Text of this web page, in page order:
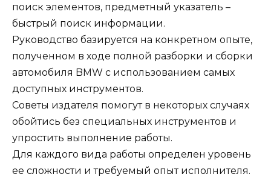
поиск элементов, предметный указатель –
быстрый поиск информации.
Руководство базируется на конкретном опыте,
полученном в ходе полной разборки и сборки
автомобиля BMW с использованием самых
доступных инструментов.
Советы издателя помогут в некоторых случаях
обойтись без специальных инструментов и
упростить выполнение работы.
Для каждого вида работы определен уровень
ее сложности и требуемый опыт исполнителя.